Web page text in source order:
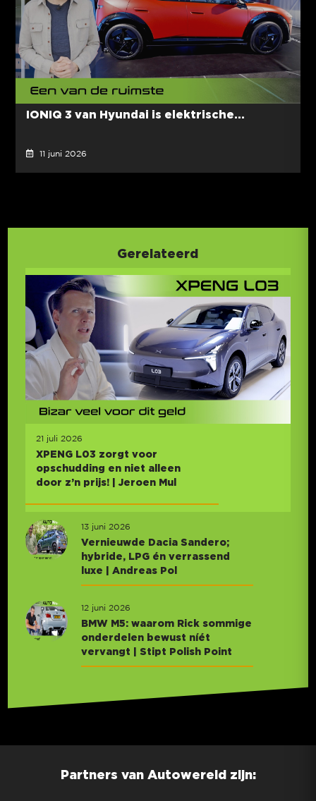
IONIQ 3 van Hyundai is elektrische...
11 juni 2026
Gerelateerd
21 juli 2026
XPENG L03 zorgt voor
opschudding en niet alleen
door z’n prijs! | Jeroen Mul
13 juni 2026
Vernieuwde Dacia Sandero;
hybride, LPG én verrassend
luxe | Andreas Pol
12 juni 2026
BMW M5: waarom Rick sommige
onderdelen bewust níét
vervangt | Stipt Polish Point
Partners van Autowereld zijn: